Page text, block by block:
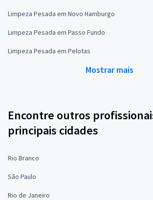
Limpeza Pesada em Novo Hamburgo
Limpeza Pesada em Passo Fundo
Limpeza Pesada em Pelotas
Mostrar mais
Encontre outros
principais cidades
Rio Branco
São Paulo
Rio de Janeiro